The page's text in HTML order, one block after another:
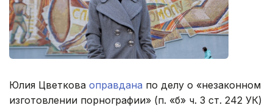
Юлия Цветкова оправдана по делу о «незаконном
изготовлении порнографии» (п. «б» ч. 3 ст. 242 УК)